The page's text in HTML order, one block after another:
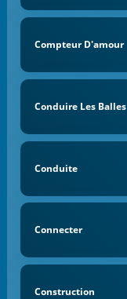
Compteur D'amour
Conduire Les Balles
Conduite
Connecter
Construction